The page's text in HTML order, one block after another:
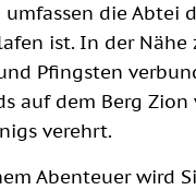
die Abtei
ist. In der
Pfingsten
auf dem Berg
verehrt.
Abenteuer wird